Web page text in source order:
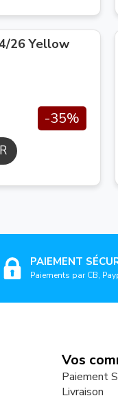
26 Yellow
-35%
PAIEMENT
Paiements par CB,
Vos
Paiement
Livraison